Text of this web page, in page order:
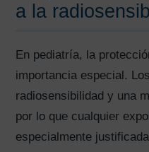
a la
En pediatría, la
importancia especial.
radiosensibilidad y una
por lo que cualquier
especialmente